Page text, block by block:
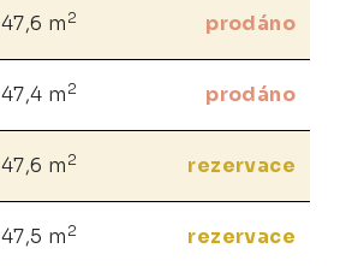
47,6 m 2 prodáno
47,4 m 2 prodáno
47,6 m 2 rezervace
47,5 m 2 rezervace